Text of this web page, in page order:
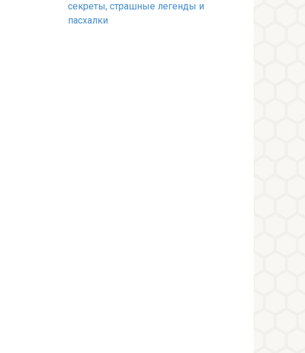
секреты, страшные легенды и
пасхалки